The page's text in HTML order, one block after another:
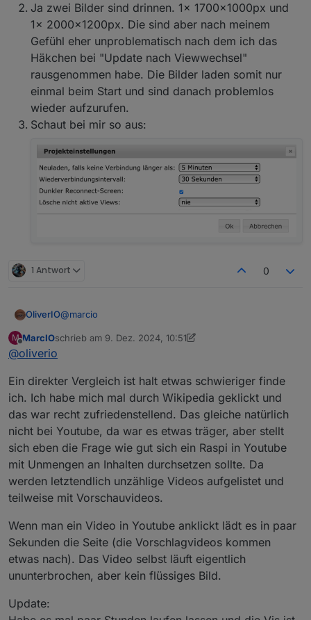
Wie sieht das bei dir aus (VIS >> Setup >>
Einstellungen)?
Ja zwei Bilder sind drinnen. 1x 1700x1000px und
1x 2000x1200px. Die sind aber nach meinem
Gefühl eher unproblematisch nach dem ich das
Häkchen bei "Update nach Viewwechsel"
rausgenommen habe. Die Bilder laden somit nur
einmal beim Start und sind danach problemlos
wieder aufzurufen.
Schaut bei mir so aus:
1 Antwort 0
OliverIO@marcio
Was mich noch interessieren würde,
raspi Problem ist.
Wenn alles andere super läuft,
Dann könnte man von deinem raspi aus den iob mal
anpinselnd und die Latenz prüfen, nur um doch
netzprobleme auszuschließen.
Evtl zum Port? Warum hast du den Port des iob
angepasst? Ist normalerweise kein Problem aber wer
weiß. Von deinem anderen Rechner scheint es ja gut
zu laufen.
Dann kannst du auf deinen raspi mal top laufen lassen
um die Auslastung und speicherverbrauch mal zu
überwachen. Wer weiß was da sonst noch drauf läuft.
M
Offline
MarcIOschrieb am 9. Dez. 2024, 10:51
zuletzt editiert von MarcIO12. Sept. 2024, 13:56
@oliverio
Ein direkter Vergleich ist halt etwas schwieriger finde
ich. Ich habe mich mal durch Wikipedia geklickt und
das war recht zufriedenstellend. Das gleiche natürlich
nicht bei Youtube, da war es etwas träger, aber stellt
sich eben die Frage wie gut sich ein Raspi in Youtube
mit Unmengen an Inhalten durchsetzen sollte. Da
werden letztendlich unzählige Videos aufgelistet und
teilweise mit Vorschauvideos.
Wenn man ein Video in Youtube anklickt lädt es in paar
Sekunden die Seite (die Vorschlagvideos kommen
etwas nach). Das Video selbst läuft eigentlich
ununterbrochen, aber kein flüssiges Bild.
Update: